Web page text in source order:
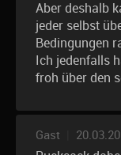
Aber deshalb
jeder selbst
Bedingungen
Ich jedenfalls
froh über den
Gast